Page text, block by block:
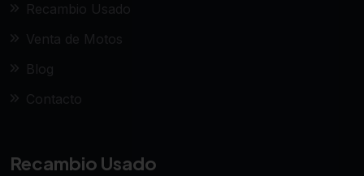
Recambio Usado
Venta de Motos
Blog
Contacto
Recambio Usado